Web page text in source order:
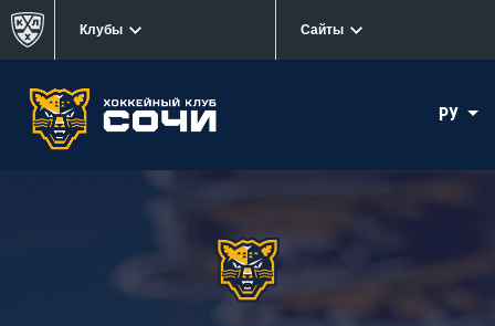
Клубы Сайты
РУ